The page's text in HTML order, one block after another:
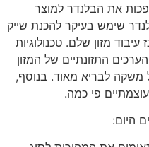
את הבלנדר למוצר
שימש בעיקר להכנת שייק
מזון שלם. טכנולוגיות
התזונתיים של המזון
משקה לבריא מאוד. בנוסף,
פי כמה.
היום: